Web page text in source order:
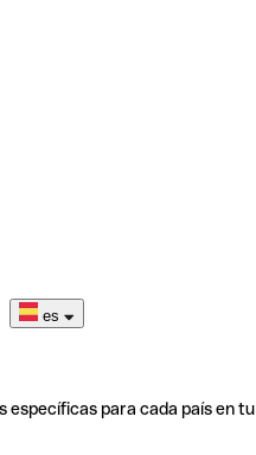
es
específicas para cada país en tu